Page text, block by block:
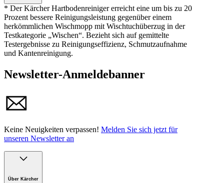
Produktinformationen
* Der Kärcher Hartbodenreiniger erreicht eine um bis zu 20
Prozent bessere Reinigungsleistung gegenüber einem
herkömmlichen Wischmopp mit Wischtuchüberzug in der
Testkategorie „Wischen“. Bezieht sich auf gemittelte
Testergebnisse zu Reinigungseffizienz, Schmutzaufnahme
und Kantenreinigung.
Newsletter-Anmeldebanner
Keine Neuigkeiten verpassen! Melden Sie sich jetzt für
unseren Newsletter an
Über Kärcher